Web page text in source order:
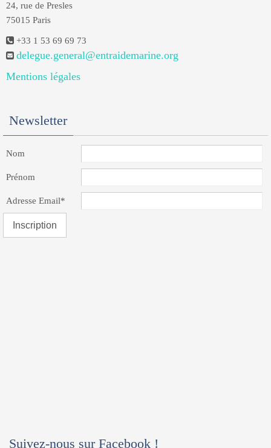
24, rue de Presles
75015 Paris
+33 1 53 69 69 73
delegue.general@entraidemarine.org
Mentions légales
Newsletter
Nom
Prénom
Adresse Email*
Suivez-nous sur Facebook !